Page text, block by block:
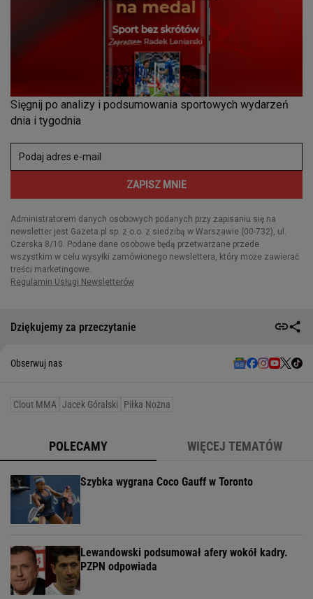
Dziękujemy za przeczytanie
Obserwuj nas
Clout MMA Jacek Góralski Piłka Nożna
POLECAMY WIĘCEJ TEMATÓW
Szybka wygrana Coco Gauff w Toronto
Lewandowski podsumował afery wokół kadry.
PZPN odpowiada